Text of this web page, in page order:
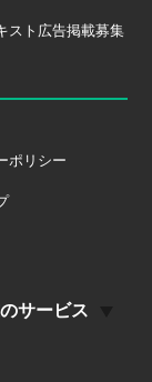
スト広告掲載募集
ポリシー
サービス